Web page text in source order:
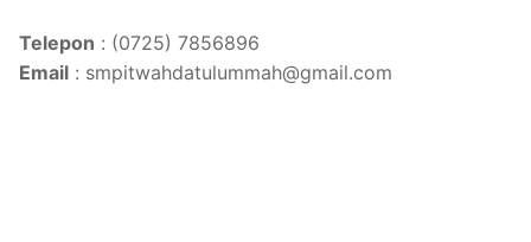
Telepon : (0725) 7856896
Email : smpitwahdatulummah@gmail.com